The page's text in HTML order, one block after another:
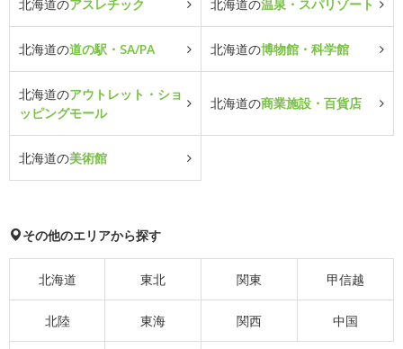
北海道のアスレチック 北海道の温泉・スパリゾート
北海道の道の駅・SA/PA 北海道の博物館・科学館
北海道のアウトレット・ショ
ッピングモール
北海道の商業施設・百貨店
北海道の美術館
その他のエリアから探す
北海道 東北 関東 甲信越
北陸 東海 関西 中国